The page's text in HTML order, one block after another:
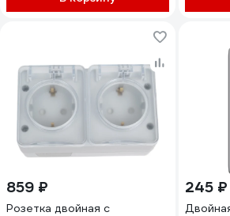
859 ₽
Розетка двойная с
245 ₽